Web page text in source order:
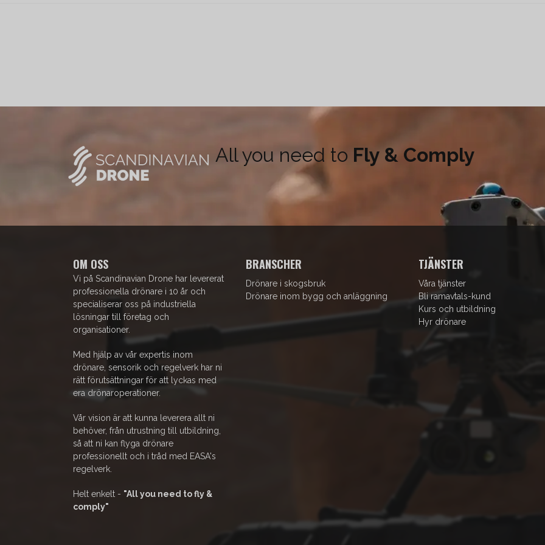
All you need to Fly & Comply
OM OSS
Vi på Scandinavian Drone har levererat
professionella drönare i 10 år och
specialiserar oss på industriella
lösningar till företag och
organisationer.
Med hjälp av vår expertis inom
drönare, sensorik och regelverk har ni
rätt förutsättningar för att lyckas med
era drönaroperationer.
Vår vision är att kunna leverera allt ni
behöver, från utrustning till utbildning,
så att ni kan flyga drönare
professionellt och i tråd med EASA's
regelverk.
Helt enkelt - "All you need to fly &
comply"
BRANSCHER
Drönare i skogsbruk
Drönare inom bygg och anläggning
TJÄNSTER
Våra tjänster
Bli ramavtals-kund
Kurs och utbildning
Hyr drönare